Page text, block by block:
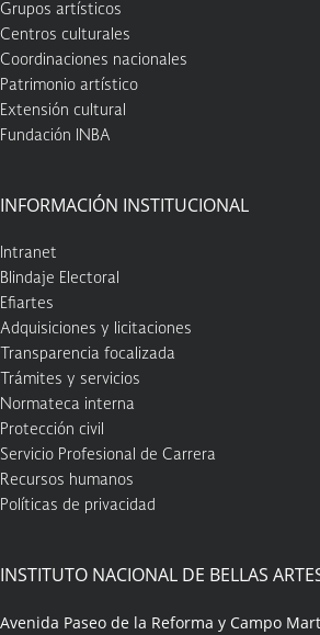
Grupos artísticos
Centros culturales
Coordinaciones nacionales
Patrimonio artístico
Extensión cultural
Fundación INBA
INFORMACIÓN INSTITUCIONAL
Intranet
Blindaje Electoral
Efiartes
Adquisiciones y licitaciones
Transparencia focalizada
Trámites y servicios
Normateca interna
Protección civil
Servicio Profesional de Carrera
Recursos humanos
Políticas de privacidad
INSTITUTO NACIONAL DE BELLAS
Avenida Paseo de la Reforma y Campo